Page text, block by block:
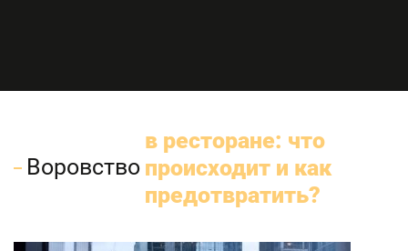
Воровство
в ресторане: что
происходит и как
предотвратить?